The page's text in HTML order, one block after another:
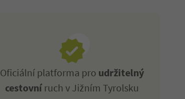
Oficiální platforma pro udržitelný
cestovníruch v Jižním Tyrolsku